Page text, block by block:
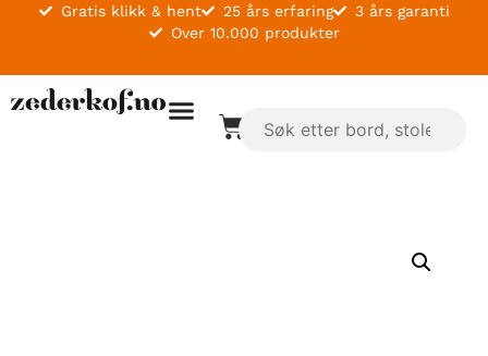
Gratis klikk & hent 25 års erfaring
3 års garanti
Over 10.000 produkter